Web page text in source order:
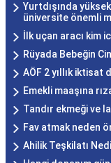
Yurtdışında
üniversite önemli
İlk uçan aracı kim
Rüyada Bebeğin
AÖF 2 yıllık
Emekli maaşına
Tandır ekmeği ve
Fav atmak neden
Ahilik Teşkilatı